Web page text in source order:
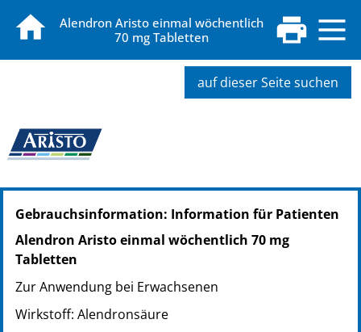
Alendron Aristo einmal wöchentlich
70 mg Tabletten
auf dieser Seite suchen
PZN: 09615051
PPN: 110961505116
PZN: 15227502
PPN: 111522750205
PPN: 110961506806
Gebrauchsinformation: Information für Patienten
Alendron Aristo einmal wöchentlich 70 mg
Tabletten
Zur Anwendung bei Erwachsenen
Wirkstoff: Alendronsäure